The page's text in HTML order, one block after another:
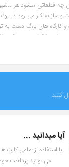
چه قطعاتی میشود هر
به کار می رود در روند
های بزرگ دست به
تشکیل دهنده یک
دهند. مصالح بر […]
کنید.
آیا میدانید ...
با استفاده از تمامی
می توانید پرداخت